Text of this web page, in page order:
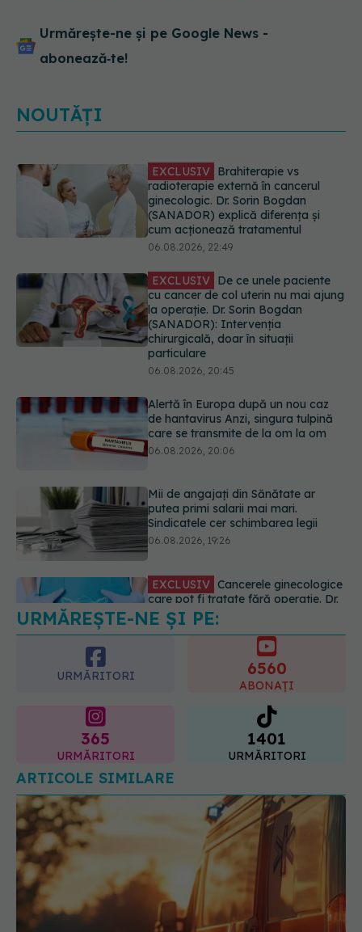
Urmărește-ne și pe Google News -
abonează‑te!
NOUTĂȚI
EXCLUSIV De ce unele paciente
cu cancer de col uterin nu mai ajung
la operație. Dr. Sorin Bogdan
(SANADOR): Intervenția
chirurgicală, doar în situații
particulare
Alertă în Europa după un nou caz
de hantavirus Anzi, singura tulpină
care se transmite de la om la om
06.08.2026, 20:06
putea primi salarii mai mari.
Sindicatele cer schimbarea legii
06.08.2026, 19:26
care pot fi tratate fără operație. Dr.
Sorin Bogdan (SANADOR): Chirurgia
este indicată doar punctual, pentru
anumite categorii de paciente
EXCLUSIV Brahiterapie vs
radioterapie externă în cancerul
ginecologic. Dr. Sorin Bogdan
(SANADOR) explică diferența și
cum acționează tratamentul
URMĂREȘTE-NE ȘI PE:
URMĂRITORI
ABONAȚI
URMĂRITORI
1401
URMĂRITORI
ARTICOLE SIMILARE